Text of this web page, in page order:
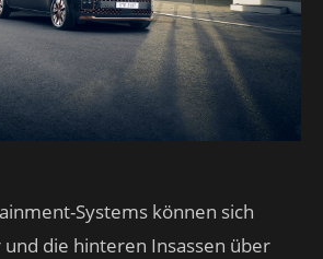
Systems können sich
die hinteren Insassen über